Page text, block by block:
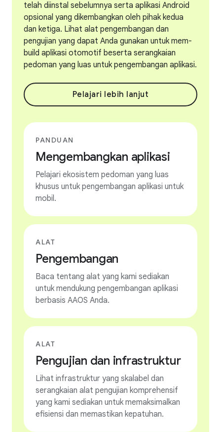
telah diinstal sebelumnya serta aplikasi Android
opsional yang dikembangkan oleh pihak kedua
dan ketiga. Lihat alat pengembangan dan
pengujian yang dapat Anda gunakan untuk mem-
build aplikasi otomotif beserta serangkaian
pedoman yang luas untuk pengembangan aplikasi.
Pelajari lebih lanjut
PANDUAN
Mengembangkan aplikasi
Pelajari ekosistem pedoman yang luas
khusus untuk pengembangan aplikasi untuk
mobil.
ALAT
Pengembangan
Baca tentang alat yang kami sediakan
untuk mendukung pengembangan aplikasi
berbasis AAOS Anda.
ALAT
Pengujian dan infrastruktur
Lihat infrastruktur yang skalabel dan
serangkaian alat pengujian komprehensif
yang kami sediakan untuk memaksimalkan
efisiensi dan memastikan kepatuhan.